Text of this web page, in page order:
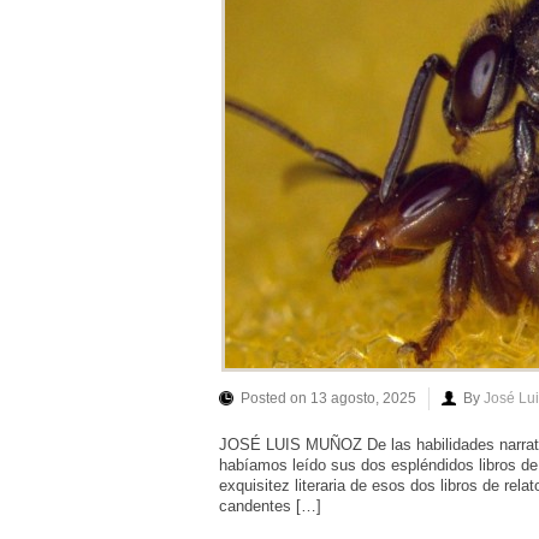
Posted on 13 agosto, 2025 By José
JOSÉ LUIS MUÑOZ De las habilidades
habíamos leído sus dos espléndidos libros
exquisitez literaria de esos dos libros de
candentes […]